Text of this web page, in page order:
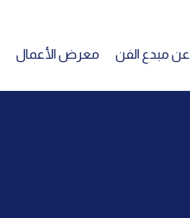
عن مبدع الفن معرض الأعمال